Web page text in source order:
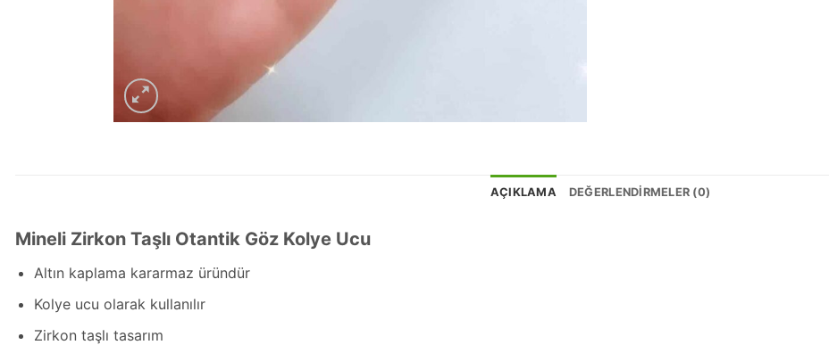
AÇIKLAMA DEĞERLENDIRMELER (0)
Mineli Zirkon Taşlı Otantik Göz Kolye Ucu
Altın kaplama kararmaz üründür
Kolye ucu olarak kullanılır
Zirkon taşlı tasarım